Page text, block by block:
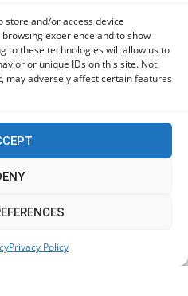
store and/or access device
experience and to show
to these technologies will allow us to
or unique IDs on this site. Not
may adversely affect certain features
Privacy Policy
Αποχώρησε η Κατερίνα
σύσκεψης – Στο
και οργανώνει την
improve your experience. We'll
Read More